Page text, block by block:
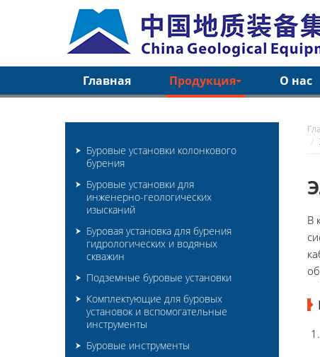
Главная Продукция О нас
В
Буровые установки колонкового
бурения
Буровые установки для
инженерно-геологических
изысканий
Буровая установка для бурения
гидрологических и водяных
скважин
Подземные буровые установки
Комплектующие для буровых
установок и вспомогательные
инструменты
Буровые инструменты